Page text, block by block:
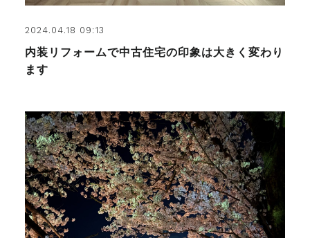
2024.04.18 09:13
内装リフォームで中古住宅の印象は大きく変わり
ます